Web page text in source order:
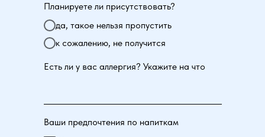
Планируете ли присутствовать?
да, такое нельзя пропустить
к сожалению, не получится
Есть ли у вас аллергия? Укажите на что
Ваши предпочтения по напиткам